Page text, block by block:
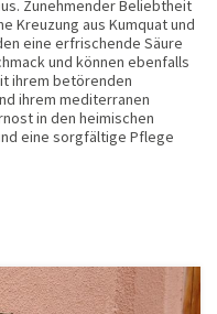
Zunehmender Beliebtheit
Kreuzung aus Kumquat und
eine erfrischende Säure
und können ebenfalls
ihrem betörenden
ihrem mediterranen
in den heimischen
eine sorgfältige Pflege